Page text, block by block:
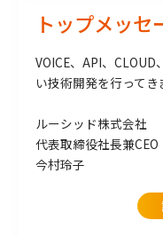
トップメッセ
VOICE、API、CLOUD
い技術開発を行ってき
ルーシッド株式会社
代表取締役社長兼CEO
今村玲子